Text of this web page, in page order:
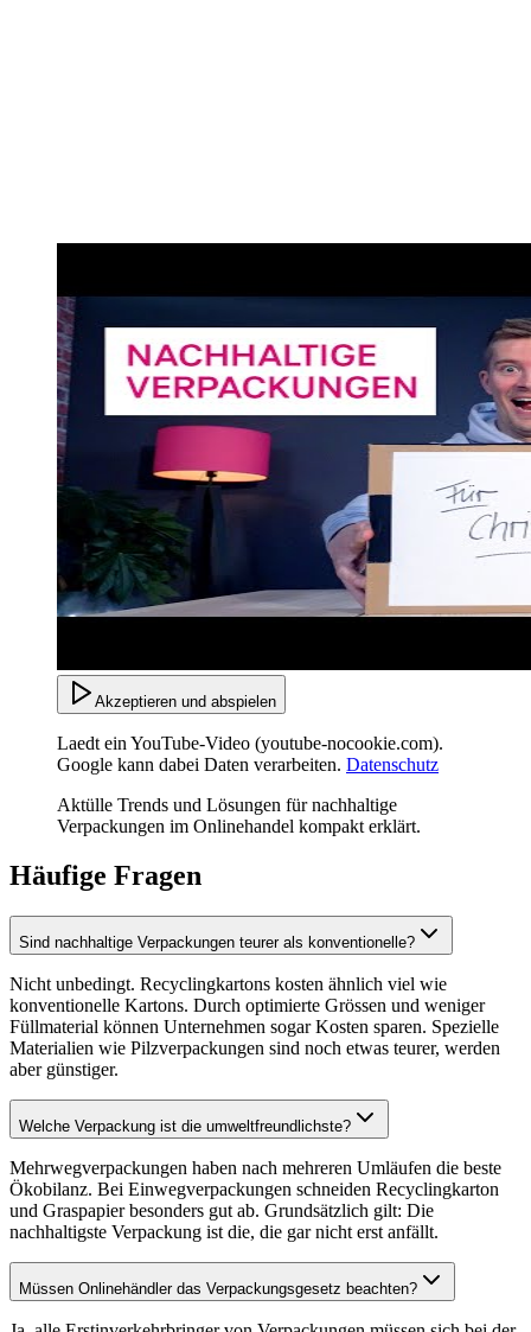
Akzeptieren und abspielen
Laedt ein YouTube-Video (youtube-nocookie.com).
Google kann dabei Daten verarbeiten. Datenschutz
Aktülle Trends und Lösungen für nachhaltige
Verpackungen im Onlinehandel kompakt erklärt.
Häufige Fragen
Sind nachhaltige Verpackungen teurer als konventionelle?
Nicht unbedingt. Recyclingkartons kosten ähnlich viel wie
konventionelle Kartons. Durch optimierte Grössen und weniger
Füllmaterial können Unternehmen sogar Kosten sparen. Spezielle
Materialien wie Pilzverpackungen sind noch etwas teurer, werden
aber günstiger.
Welche Verpackung ist die umweltfreundlichste?
Mehrwegverpackungen haben nach mehreren Umläufen die beste
Ökobilanz. Bei Einwegverpackungen schneiden Recyclingkarton
und Graspapier besonders gut ab. Grundsätzlich gilt: Die
nachhaltigste Verpackung ist die, die gar nicht erst anfällt.
Müssen Onlinehändler das Verpackungsgesetz beachten?